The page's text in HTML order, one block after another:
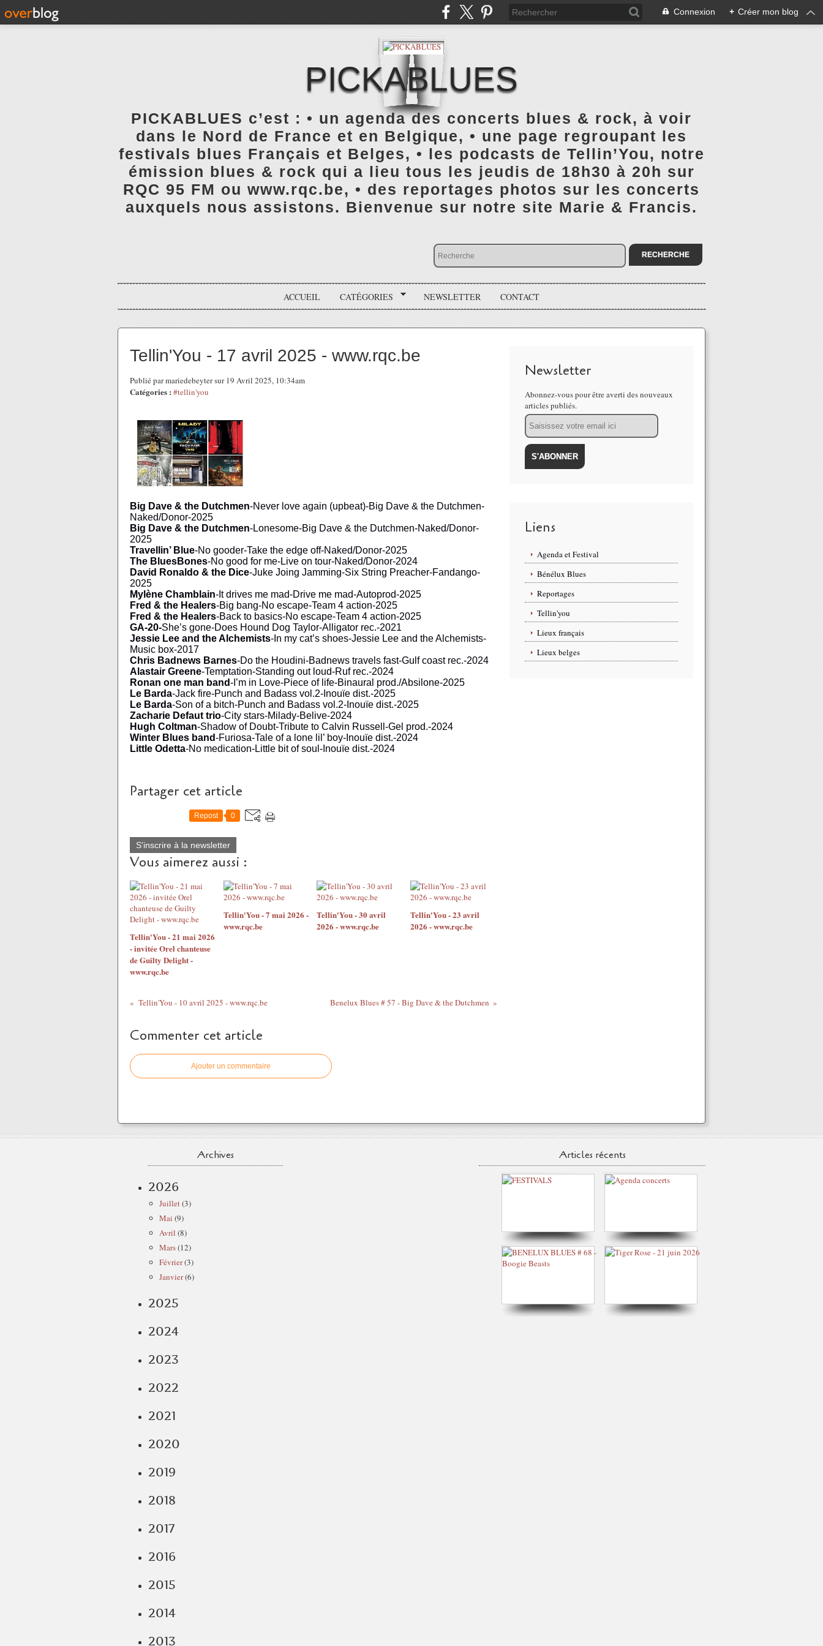
Connexion + Créer mon blog
PICKABLUES
PICKABLUES c’est : • un agenda des concerts blues & rock, à voir
dans le Nord de France et en Belgique, • une page regroupant les
festivals blues Français et Belges, • les podcasts de Tellin’You, notre
émission blues & rock qui a lieu tous les jeudis de 18h30 à 20h sur
RQC 95 FM ou www.rqc.be, • des reportages photos sur les concerts
auxquels nous assistons. Bienvenue sur notre site Marie & Francis.
ACCUEIL CATÉGORIES NEWSLETTER CONTACT
Tellin'You - 17 avril 2025 - www.rqc.be
Publié par mariedebeyter sur 19 Avril 2025, 10:34am
Catégories : #tellin'you
Big Dave & the Dutchmen-Never love again (upbeat)-Big Dave & the Dutchmen-
Naked/Donor-2025
Big Dave & the Dutchmen-Lonesome-Big Dave & the Dutchmen-Naked/Donor-
2025
Travellin’ Blue-No gooder-Take the edge off-Naked/Donor-2025
The BluesBones-No good for me-Live on tour-Naked/Donor-2024
David Ronaldo & the Dice-Juke Joing Jamming-Six String Preacher-Fandango-
2025
Mylène Chamblain-It drives me mad-Drive me mad-Autoprod-2025
Fred & the Healers-Big bang-No escape-Team 4 action-2025
Fred & the Healers-Back to basics-No escape-Team 4 action-2025
GA-20-She’s gone-Does Hound Dog Taylor-Alligator rec.-2021
Jessie Lee and the Alchemists-In my cat’s shoes-Jessie Lee and the Alchemists-
Music box-2017
Chris Badnews Barnes-Do the Houdini-Badnews travels fast-Gulf coast rec.-2024
Alastair Greene-Temptation-Standing out loud-Ruf rec.-2024
Ronan one man band-I’m in Love-Piece of life-Binaural prod./Absilone-2025
Le Barda-Jack fire-Punch and Badass vol.2-Inouïe dist.-2025
Le Barda-Son of a bitch-Punch and Badass vol.2-Inouïe dist.-2025
Zacharie Defaut trio-City stars-Milady-Belive-2024
Hugh Coltman-Shadow of Doubt-Tribute to Calvin Russell-Gel prod.-2024
Winter Blues band-Furiosa-Tale of a lone lil’ boy-Inouïe dist.-2024
Little Odetta-No medication-Little bit of soul-Inouïe dist.-2024
Partager cet article
Repost 0
S'inscrire à la newsletter
Vous aimerez aussi :
Tellin'You - 21 mai 2026
- invitée Orel chanteuse
de Guilty Delight -
www.rqc.be
Tellin'You - 7 mai 2026 -
www.rqc.be
Tellin'You - 30 avril
2026 - www.rqc.be
Tellin'You - 23 avril
2026 - www.rqc.be
Tellin'You - 10 avril 2025 - www.rqc.be Benelux Blues # 57 - Big Dave & the Dutchmen
Commenter cet article
Ajouter un commentaire
Newsletter
Abonnez-vous pour être averti des nouveaux
articles publiés.
Email
Liens
Agenda et Festival
Bénélux Blues
Reportages
Tellin'you
Lieux français
Lieux belges
Archives
2026
Juillet(3)
Mai (9)
Avril (8)
Mars(12)
Février(3)
Janvier(6)
2025
2024
2023
2022
2021
2020
2019
2018
2017
2016
2015
2014
2013
Articles récents